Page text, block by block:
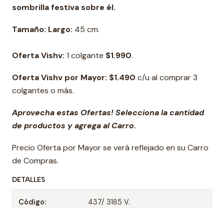
sombrilla festiva sobre él.
Tamaño: Largo: 45 cm.
Oferta Vishv: 1 colgante $1.990.
Oferta Vishv por Mayor: $1.490 c/u al comprar 3
colgantes o más.
Aprovecha estas Ofertas! Selecciona la cantidad
de productos y agrega al Carro.
Precio Oferta por Mayor se verá reflejado en su Carro
de Compras.
DETALLES
Código: 437/ 3185 V.